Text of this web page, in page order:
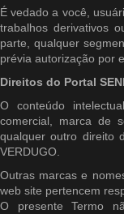
É vedado a você,
trabalhos derivativos
parte, qualquer
prévia autorização por
Direitos do Portal
O conteúdo
comercial, marca de
qualquer outro direito
VERDUGO.
Outras marcas e
web site pertencem
O presente Termo